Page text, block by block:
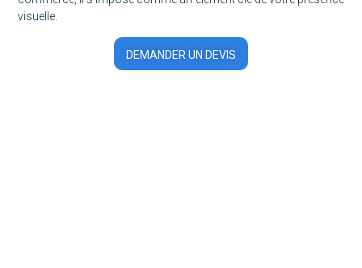
visuelle.
DEMANDER UN DEVIS